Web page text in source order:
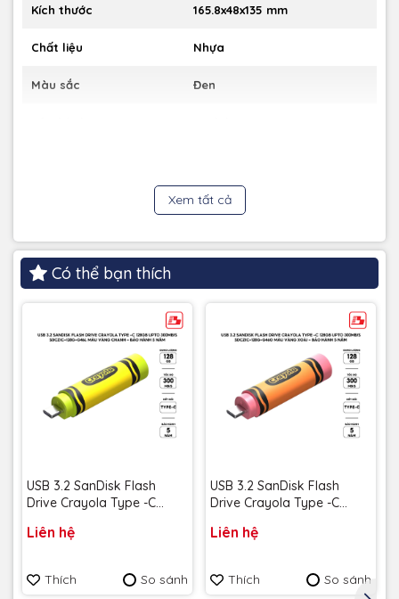
Kích thước 165.8x48x135 mm
Chất liệu Nhựa
Màu sắc Đen
Xem tất cả
Có thể bạn thích
USB 3.2 SanDisk Flash
Drive Crayola Type -C
SDCZIC-128G-G46L màu
năm
Liên hệ
Thích So sánh
USB 3.2 SanDisk Flash
Drive Crayola Type -C
SDCZIC-128G-G46O màu
năm
Liên hệ
Thích So sánh